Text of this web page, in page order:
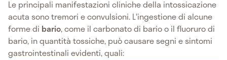
Le principali manifestazioni cliniche della intossicazione
acuta sono tremori e convulsioni. L'ingestione di alcune
forme di bario, come il carbonato di bario o il fluoruro di
bario, in quantità tossiche, può causare segni e sintomi
gastrointestinali evidenti, quali: